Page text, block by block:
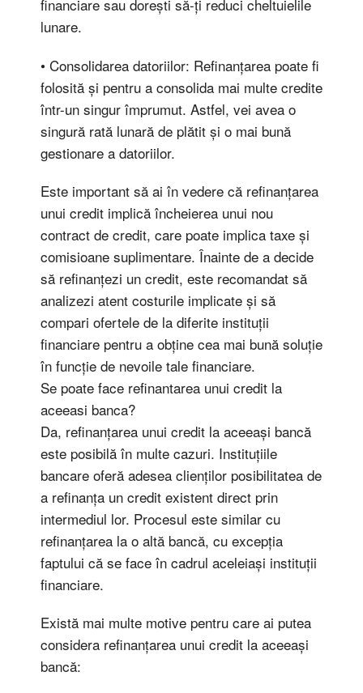
financiare sau dorești să-ți reduci cheltuielile
lunare.
• Consolidarea datoriilor: Refinanțarea poate fi
folosită și pentru a consolida mai multe credite
într-un singur împrumut. Astfel, vei avea o
singură rată lunară de plătit și o mai bună
gestionare a datoriilor.
Este important să ai în vedere că refinanțarea
unui credit implică încheierea unui nou
contract de credit, care poate implica taxe și
comisioane suplimentare. Înainte de a decide
să refinanțezi un credit, este recomandat să
analizezi atent costurile implicate și să
compari ofertele de la diferite instituții
financiare pentru a obține cea mai bună soluție
în funcție de nevoile tale financiare.
Se poate face refinantarea unui credit la
aceeasi banca?
Da, refinanțarea unui credit la aceeași bancă
este posibilă în multe cazuri. Instituțiile
bancare oferă adesea clienților posibilitatea de
a refinanța un credit existent direct prin
intermediul lor. Procesul este similar cu
refinanțarea la o altă bancă, cu excepția
faptului că se face în cadrul aceleiași instituții
financiare.
Există mai multe motive pentru care ai putea
considera refinanțarea unui credit la aceeași
bancă: